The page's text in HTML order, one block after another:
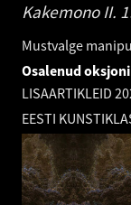
Kakemono II.
Mustvalge
Osalenud
LISAARTIKLEID
EESTI